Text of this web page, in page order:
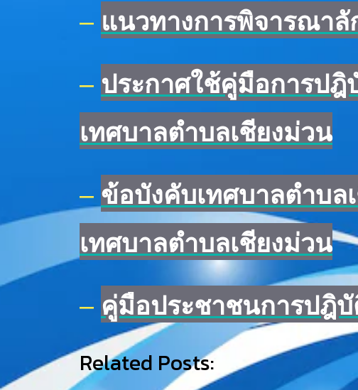
– แนวทางการพิจารณา
– ประกาศใช้คู่มือการป
เทศบาลตำบลเชียงม่วน
– ข้อบังคับเทศบาลตำบ
เทศบาลตำบลเชียงม่วน
– คู่มือประชาชนการปฎิบั
Related Posts: